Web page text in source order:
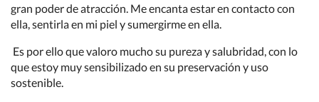
gran poder de atracción. Me encanta estar en contacto con
ella, sentirla en mi piel y sumergirme en ella.
Es por ello que valoro mucho su pureza y salubridad, con lo
que estoy muy sensibilizado en su preservación y uso
sostenible.